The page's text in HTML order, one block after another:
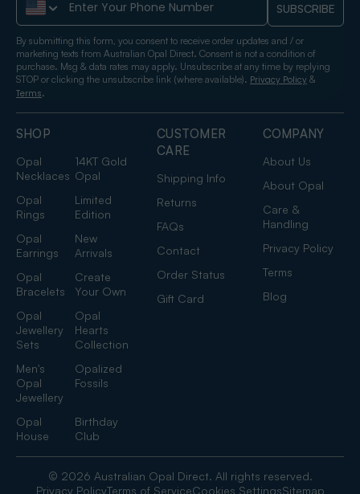
SHOP
Opal
Necklaces
14KT Gold
Opal
Opal
Rings
Limited
Edition
Opal
Earrings
New
Arrivals
Opal
Bracelets
Create
Your Own
Opal
Jewellery
Sets
Opal
Hearts
Collection
Men's
Opal
Jewellery
Opalized
Fossils
Opal
House
Birthday
Club
CUSTOMER
CARE
Shipping Info
Returns
FAQs
Contact
Order Status
Gift Card
COMPANY
About Us
About Opal
Care &
Handling
Privacy Policy
Terms
Blog
SUBSCRIBE
By submitting this form, you consent to receive order updates and / or
marketing texts from Australian Opal Direct. Consent is not a condition of
purchase. Msg & data rates may apply. Unsubscribe at any time by replying
STOP or clicking the unsubscribe link (where available). Privacy Policy &
Terms.
© 2026 Australian Opal Direct. All rights reserved.
Privacy PolicyTerms of ServiceCookies SettingsSitemap